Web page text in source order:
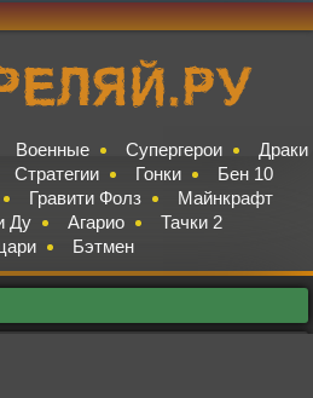
Военные Супергерои
Драки
Стратегии Гонки
Бен 10
Гравити Фолз
Майнкрафт
Ду Агарио
Тачки 2
Бэтмен